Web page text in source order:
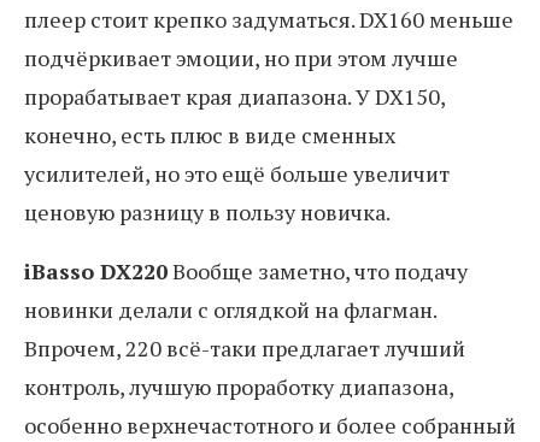
плеер стоит крепко задуматься. DX160 меньше
подчёркивает эмоции, но при этом лучше
прорабатывает края диапазона. У DX150,
конечно, есть плюс в виде сменных
усилителей, но это ещё больше увеличит
ценовую разницу в пользу новичка.
iBasso DX220Вообще заметно, что подачу
новинки делали с оглядкой на флагман.
Впрочем, 220 всё-таки предлагает лучший
контроль, лучшую проработку диапазона,
особенно верхнечастотного и более собранный